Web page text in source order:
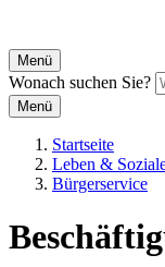
Menü
Wonach suchen Sie?
Menü
Startseite
Leben &
Bürgerservice